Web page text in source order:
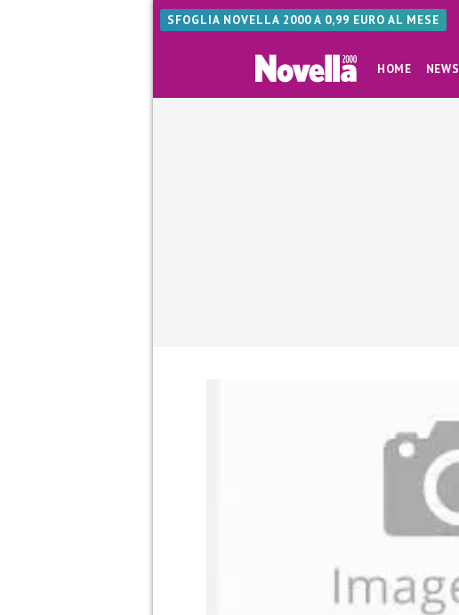
SFOGLIA NOVELLA 2000 A 0,99 EURO AL MESE
HOME NEWS